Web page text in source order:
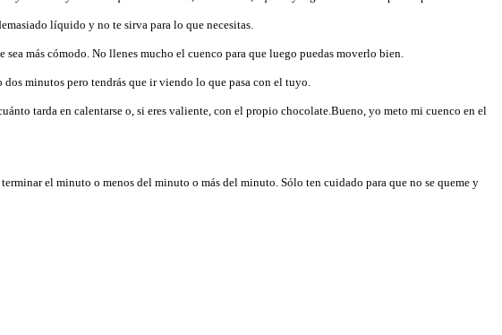
líquido y no te sirva para lo que necesitas.
más cómodo. No llenes mucho el cuenco para que luego puedas moverlo bien.
minutos pero tendrás que ir viendo lo que pasa con el tuyo.
tarda en calentarse o, si eres valiente, con el propio chocolate.Bueno, yo meto mi cuenco en el
el minuto o menos del minuto o más del minuto. Sólo ten cuidado para que no se queme y